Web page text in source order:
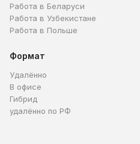
Работа в Беларуси
Работа в Узбекистане
Работа в Польше
Формат
Удалённо
В офисе
Гибрид
удалённо по РФ